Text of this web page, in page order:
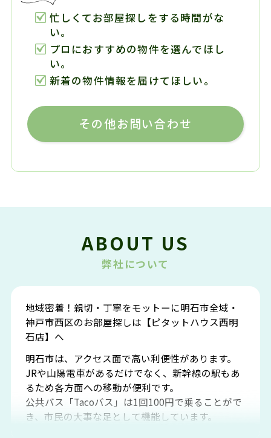
忙しくてお部屋探しをする時間がな
い。
プロにおすすめの物件を選んでほし
い。
新着の物件情報を届けてほしい。
その他お問い合わせ
ABOUT US
弊社について
地域密着！親切・丁寧をモットーに明石市全域・
神戸市西区のお部屋探しは【ピタットハウス西明
石店】へ
明石市は、アクセス面で高い利便性があります。
JRや山陽電車があるだけでなく、新幹線の駅もあ
るため各方面への移動が便利です。
公共バス「Tacoバス」は1回100円で乗ることがで
き、市民の大事な足として機能しています。